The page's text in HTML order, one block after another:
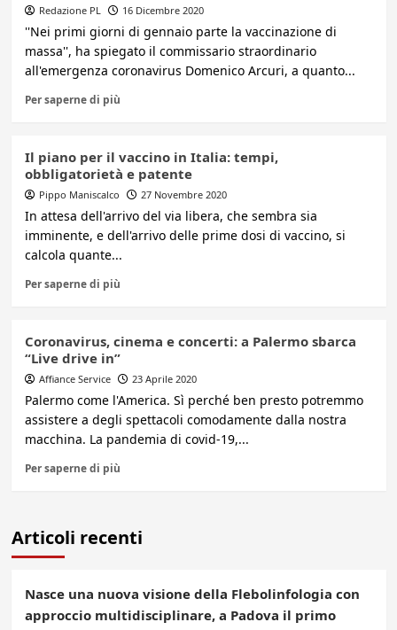
Redazione PL 16 Dicembre 2020
''Nei primi giorni di gennaio parte la vaccinazione di
massa'', ha spiegato il commissario straordinario
all'emergenza coronavirus Domenico Arcuri, a quanto...
Per saperne di più
Il piano per il vaccino in Italia: tempi,
obbligatorietà e patente
Pippo Maniscalco 27 Novembre 2020
In attesa dell'arrivo del via libera, che sembra sia
imminente, e dell'arrivo delle prime dosi di vaccino, si
calcola quante...
Per saperne di più
Coronavirus, cinema e concerti: a Palermo sbarca
“Live drive in”
Affiance Service 23 Aprile 2020
Palermo come l'America. Sì perché ben presto potremmo
assistere a degli spettacoli comodamente dalla nostra
macchina. La pandemia di covid-19,...
Per saperne di più
Articoli recenti
Nasce una nuova visione della Flebolinfologia con
approccio multidisciplinare, a Padova il primo